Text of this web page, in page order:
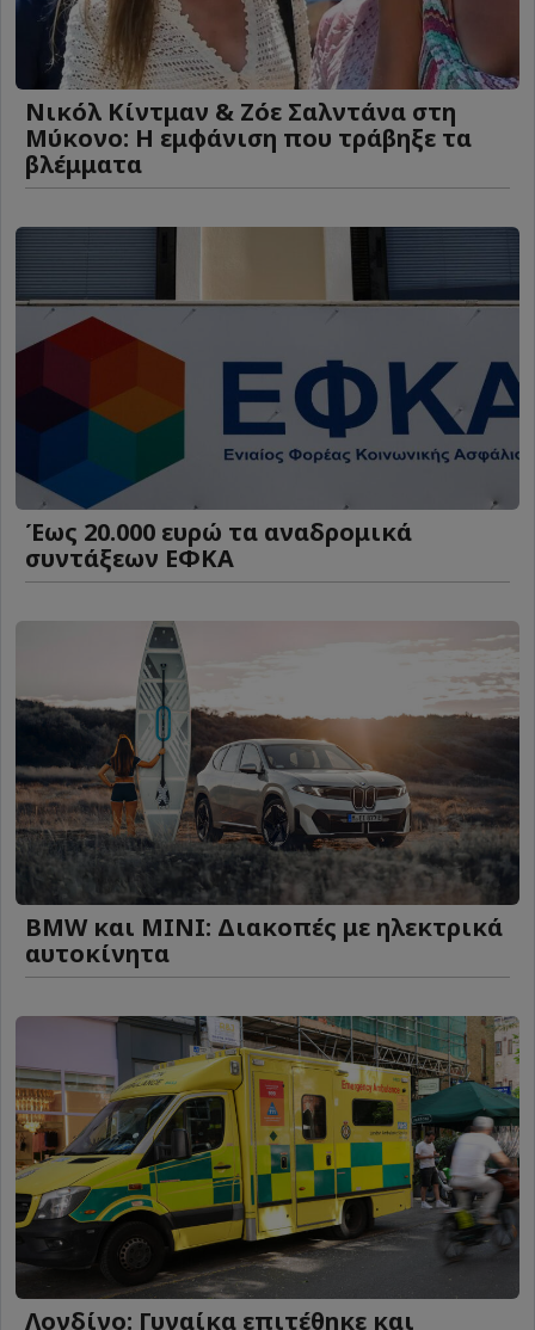
Νικόλ Κίντμαν & Ζόε Σαλντάνα στη
Μύκονο: Η εμφάνιση που τράβηξε τα
βλέμματα
Έως 20.000 ευρώ τα αναδρομικά
συντάξεων ΕΦΚΑ
BMW και MINI: Διακοπές με ηλεκτρικά
αυτοκίνητα
Λονδίνο: Γυναίκα επιτέθηκε και